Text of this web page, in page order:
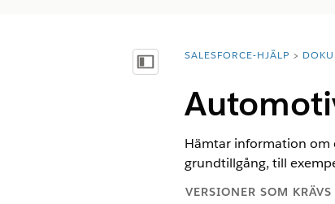
Visa innehållsförteckning
Du är här:
SALESFORCE-HJÄLP
Hämtar information om
grundtillgång, till
VERSIONER SOM KRÄVS